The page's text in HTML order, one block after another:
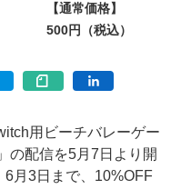
【通常価格】
500円（税込）
用ビーチバレーゲー
の配信を5月7日より開
月3日まで、10%OFF